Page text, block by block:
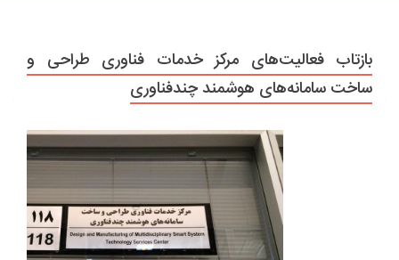
بازتاب فعالیت‌های مرکز خدمات فناوری طراحی و
ساخت سامانه‌های هوشمند چندفناوری